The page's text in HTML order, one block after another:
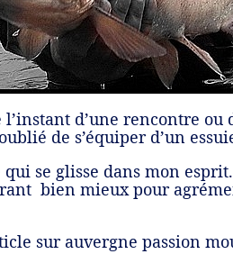
d’une rencontre ou
de s’équiper d’un
se glisse dans mon
bien mieux pour
sur auvergne passion